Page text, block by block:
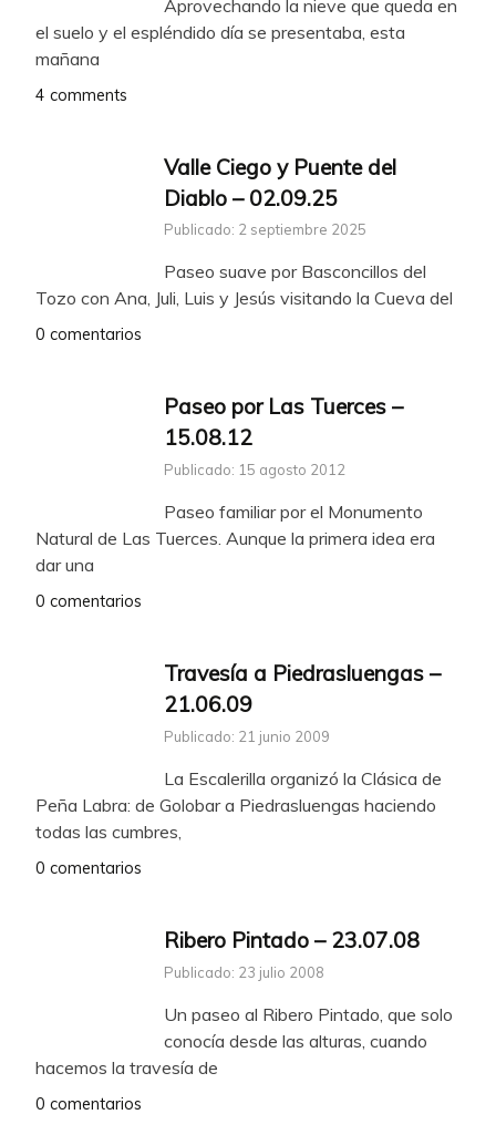
Aprovechando la nieve que queda en
el suelo y el espléndido día se presentaba, esta
mañana
4 comments
Valle Ciego y Puente del
Diablo – 02.09.25
Publicado: 2 septiembre 2025
Paseo suave por Basconcillos del
Tozo con Ana, Juli, Luis y Jesús visitando la Cueva del
0 comentarios
Paseo por Las Tuerces –
15.08.12
Publicado: 15 agosto 2012
Paseo familiar por el Monumento
Natural de Las Tuerces. Aunque la primera idea era
dar una
0 comentarios
Travesía a Piedrasluengas –
21.06.09
Publicado: 21 junio 2009
La Escalerilla organizó la Clásica de
Peña Labra: de Golobar a Piedrasluengas haciendo
todas las cumbres,
0 comentarios
Ribero Pintado – 23.07.08
Publicado: 23 julio 2008
Un paseo al Ribero Pintado, que solo
conocía desde las alturas, cuando
hacemos la travesía de
0 comentarios